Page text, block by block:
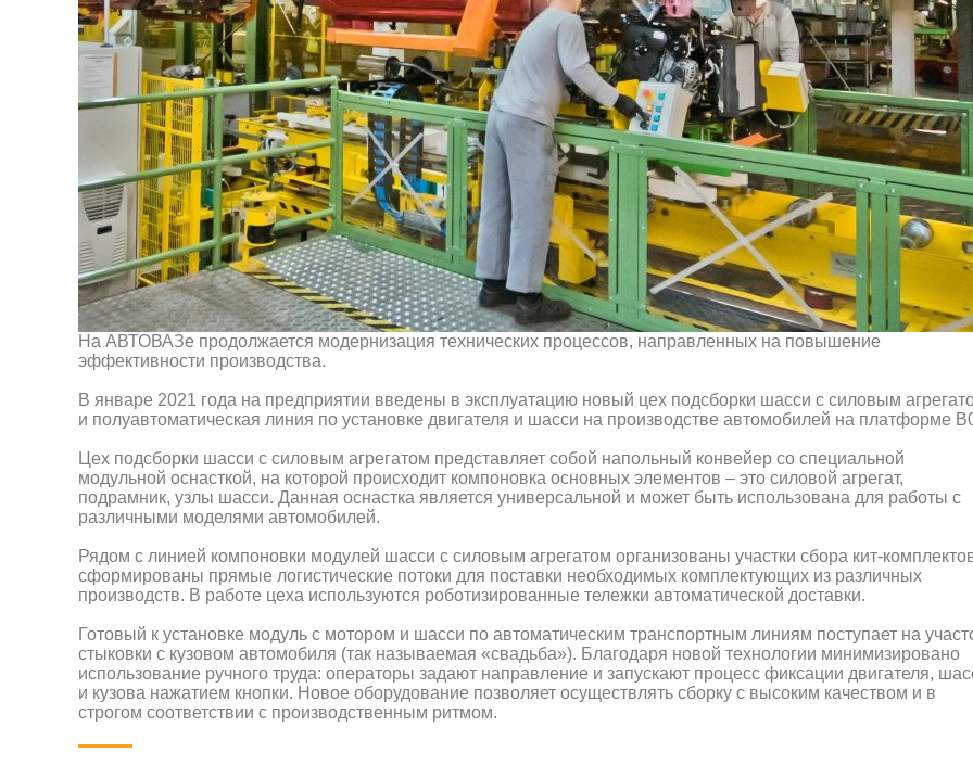
На АВТОВАЗе продолжается модернизация технических процессов, направленных на повышение
эффективности производства.
В январе 2021 года на предприятии введены в эксплуатацию новый цех подсборки шасси с силовым
и полуавтоматическая линия по установке двигателя и шасси на производстве автомобилей на платформе
Цех подсборки шасси с силовым агрегатом представляет собой напольный конвейер со специальной
модульной оснасткой, на которой происходит компоновка основных элементов – это силовой агрегат,
подрамник, узлы шасси. Данная оснастка является универсальной и может быть использована для работы с
различными моделями автомобилей.
Рядом с линией компоновки модулей шасси с силовым агрегатом организованы участки сбора кит-
сформированы прямые логистические потоки для поставки необходимых комплектующих из различных
производств. В работе цеха используются роботизированные тележки автоматической доставки.
Готовый к установке модуль с мотором и шасси по автоматическим транспортным линиям поступает на
стыковки с кузовом автомобиля (так называемая «свадьба»). Благодаря новой технологии минимизировано
использование ручного труда: операторы задают направление и запускают процесс фиксации двигателя,
и кузова нажатием кнопки. Новое оборудование позволяет осуществлять сборку с высоким качеством и в
строгом соответствии с производственным ритмом.